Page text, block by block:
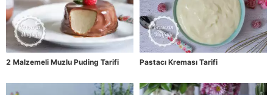
2 Malzemeli Muzlu Puding Tarifi Pastacı Kreması Tarifi